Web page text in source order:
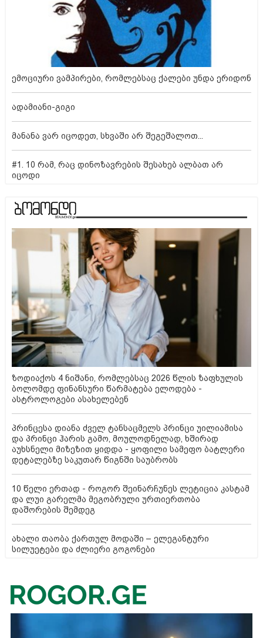
ემოციური ვამპირები, რომლებსაც ქალები უნდა ერიდონ
ადამიანი-გიგი
მანანა ვარ იცოდეთ, სხვაში არ შეგეშალოთ...
#1. 10 რამ, რაც დინოზავრების შესახებ ალბათ არ
იცოდი
ზოდიაქოს 4 ნიშანი, რომლებსაც 2026 წლის ზაფხულის
ბოლომდე ფინანსური წარმატება ელოდება -
ასტროლოგები ასახელებენ
პრინცესა დიანა ძველ ტანსაცმელს პრინცი უილიამისა
და პრინცი ჰარის გამო, მოულოდნელად, ხშირად
აუხსნელი მიზეზით ყიდდა - ყოფილი სამეფო ბატლერი
დეტალებზე საკუთარ წიგნში საუბრობს
10 წელი ერთად - როგორ შეინარჩუნეს ლეტიცია კასტამ
და ლუი გარელმა მეგობრული ურთიერთობა
დაშორების შემდეგ
ახალი თაობა ქართულ მოდაში – ელეგანტური
სილუეტები და ძლიერი გოგონები